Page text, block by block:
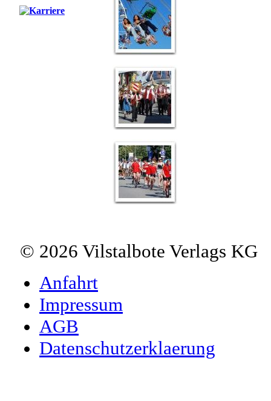
© 2026 Vilstalbote Verlags KG
Anfahrt
Impressum
AGB
Datenschutzerklaerung